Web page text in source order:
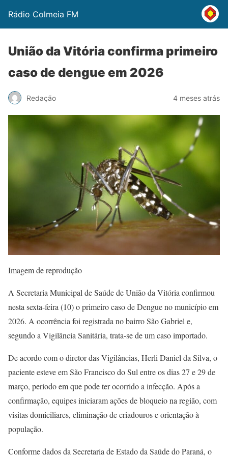
Rádio Colmeia FM
União da Vitória confirma primeiro
caso de dengue em 2026
Redação 4 meses atrás
Imagem de reprodução
A Secretaria Municipal de Saúde de União da Vitória confirmou
nesta sexta-feira (10) o primeiro caso de Dengue no município em
2026. A ocorrência foi registrada no bairro São Gabriel e,
segundo a Vigilância Sanitária, trata-se de um caso importado.
De acordo com o diretor das Vigilâncias, Herli Daniel da Silva, o
paciente esteve em São Francisco do Sul entre os dias 27 e 29 de
março, período em que pode ter ocorrido a infecção. Após a
confirmação, equipes iniciaram ações de bloqueio na região, com
visitas domiciliares, eliminação de criadouros e orientação à
população.
Conforme dados da Secretaria de Estado da Saúde do Paraná, o